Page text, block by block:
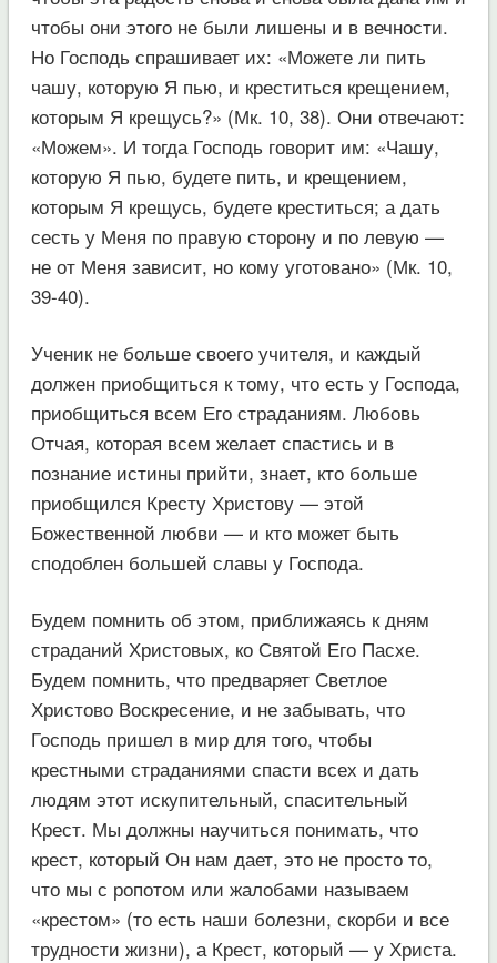
чтобы они этого не были лишены и в вечности.
Но Господь спрашивает их: «Можете ли пить
чашу, которую Я пью, и креститься крещением,
которым Я крещусь?» (Мк. 10, 38). Они отвечают:
«Можем». И тогда Господь говорит им: «Чашу,
которую Я пью, будете пить, и крещением,
которым Я крещусь, будете креститься; а дать
сесть у Меня по правую сторону и по левую —
не от Меня зависит, но кому уготовано» (Мк. 10,
39-40).
Ученик не больше своего учителя, и каждый
должен приобщиться к тому, что есть у Господа,
приобщиться всем Его страданиям. Любовь
Отчая, которая всем желает спастись и в
познание истины прийти, знает, кто больше
приобщился Кресту Христову — этой
Божественной любви — и кто может быть
сподоблен большей славы у Господа.
Будем помнить об этом, приближаясь к дням
страданий Христовых, ко Святой Его Пасхе.
Будем помнить, что предваряет Светлое
Христово Воскресение, и не забывать, что
Господь пришел в мир для того, чтобы
крестными страданиями спасти всех и дать
людям этот искупительный, спасительный
Крест. Мы должны научиться понимать, что
крест, который Он нам дает, это не просто то,
что мы с ропотом или жалобами называем
«крестом» (то есть наши болезни, скорби и все
трудности жизни), а Крест, который — у Христа.